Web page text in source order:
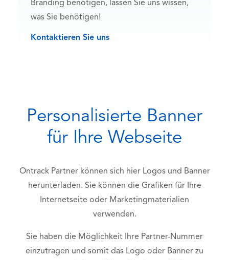
Branding benötigen, lassen Sie uns wissen,
was Sie benötigen!
Kontaktieren Sie uns
Personalisierte Banner
für Ihre Webseite
Ontrack Partner können sich hier Logos und Banner
herunterladen. Sie können die Grafiken für Ihre
Internetseite oder Marketingmaterialien
verwenden.
Sie haben die Möglichkeit Ihre Partner-Nummer
einzutragen und somit das Logo oder Banner zu